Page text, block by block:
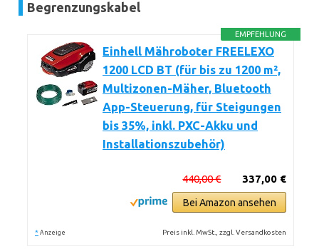
Begrenzungskabel
EMPFEHLUNG
Einhell Mähroboter FREELEXO
1200 LCD BT (für bis zu 1200 m²,
Multizonen-Mäher, Bluetooth
App-Steuerung, für Steigungen
bis 35%, inkl. PXC-Akku und
Installationszubehör)
337,00 €
440,00 €
Bei Amazon ansehen
* Anzeige Preis inkl. MwSt., zzgl. Versandkosten